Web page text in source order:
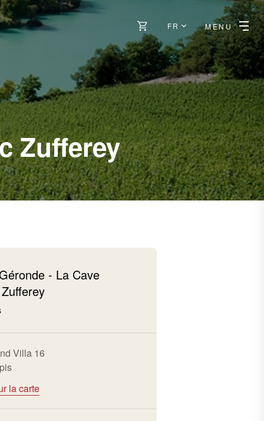
FR MENU
Zufferey-
Chippis
- La Cave
Villa 16
la carte